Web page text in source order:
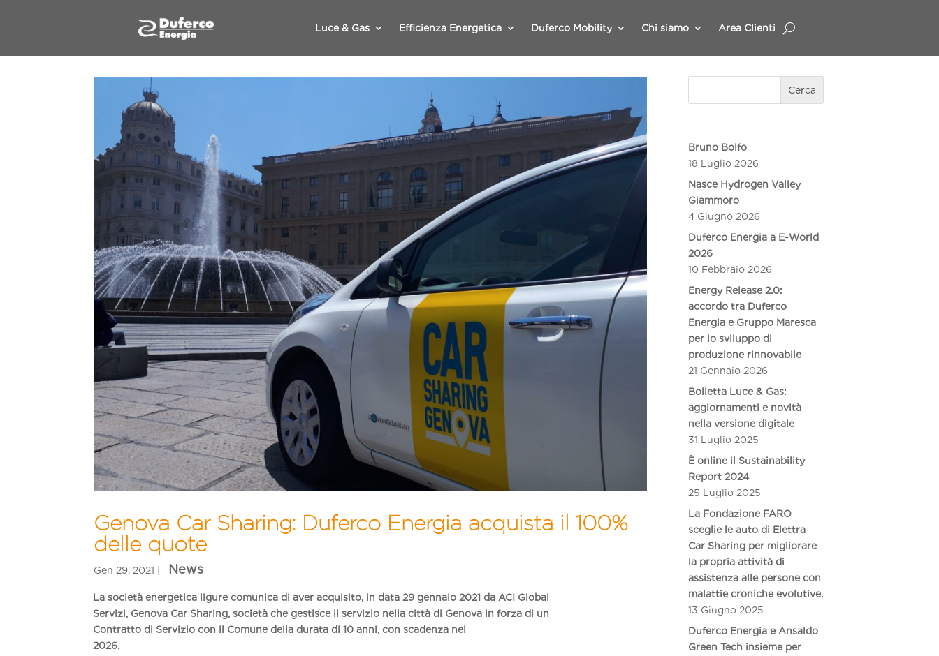
Luce & Gas Efficienza Energetica Duferco Mobility Chi siamo Area Clienti
Genova Car Sharing: Duferco Energia acquista il 100%
delle quote
La società energetica ligure comunica di aver acquisito,in data 29 gennaio 2021 da ACI Global
Servizi, Genova Car Sharing, società che gestisce il servizio nella città di Genova in forza di un
Contratto di Servizio con il Comune della durata di 10 anni, con scadenza nel
2026.
Cerca
Bruno Bolfo
18 Luglio 2026
Nasce Hydrogen Valley
Giammoro
4 Giugno 2026
Duferco Energia a E-World
2026
10 Febbraio 2026
Energy Release 2.0:
accordo tra Duferco
Energia e Gruppo Maresca
per lo sviluppo di
produzione rinnovabile
21 Gennaio 2026
Bolletta Luce & Gas:
aggiornamenti e novità
nella versione digitale
31 Luglio 2025
È online il Sustainability
Report 2024
25 Luglio 2025
La Fondazione FARO
sceglie le auto di Elettra
Car Sharing per migliorare
la propria attività di
assistenza alle persone con
malattie croniche evolutive.
13 Giugno 2025
Duferco Energia e Ansaldo
Green Tech insieme per